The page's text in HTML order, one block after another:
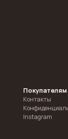
Покупателям
Контакты
Instagram